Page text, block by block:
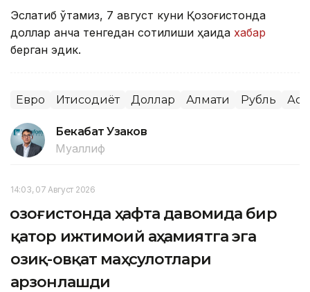
Эслатиб ўтамиз, 7 август куни Қозоғистонда
доллар қанча тенгедан сотилиши ҳақида хабар
берган эдик.
Евро Иқтисодиёт Доллар Алмати Рубль
Бекабат Узаков
Муаллиф
14:03, 07 Август 2026
Қозоғистонда ҳафта давомида бир
қатор ижтимоий аҳамиятга эга
озиқ-овқат маҳсулотлари
арзонлашди